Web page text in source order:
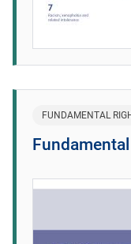
FUNDAMENTAL